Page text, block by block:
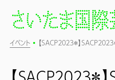
イベント 【SACP2023＊】SACP2023